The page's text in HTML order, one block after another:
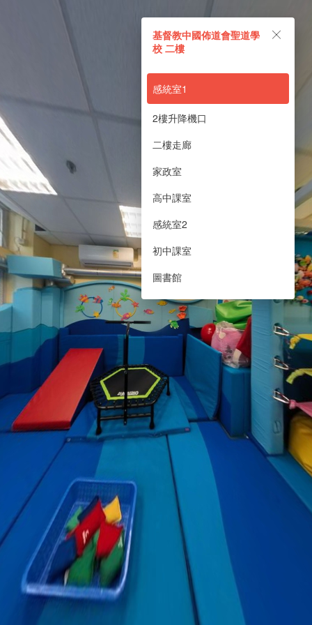
基督教中國佈道會聖道學
校 二樓
感統室1
2樓升降機口
二樓走廊
家政室
高中課室
感統室2
初中課室
圖書館
基督教中國佈道會聖道學校
Powered by Lapentor - the best Virtual Tour Software